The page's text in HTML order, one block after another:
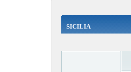
SICILIA